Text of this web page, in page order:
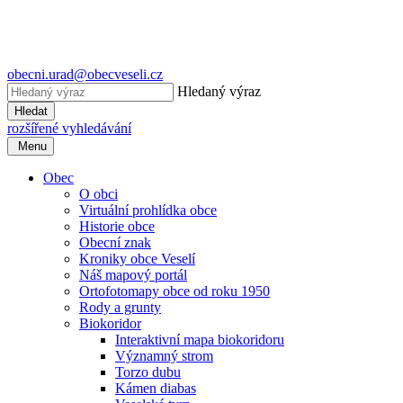
obecni.urad@obecveseli.cz
Hledaný výraz
Hledat
rozšířené vyhledávání
Menu
Obec
O obci
Virtuální prohlídka obce
Historie obce
Obecní znak
Kroniky obce Veselí
Náš mapový portál
Ortofotomapy obce od roku 1950
Rody a grunty
Biokoridor
Interaktivní mapa biokoridoru
Významný strom
Torzo dubu
Kámen diabas